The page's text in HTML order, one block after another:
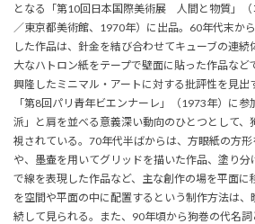
となる「第10回日本国際美術展 人間と物質」（
／東京都美術館、1970年）に出品。60年代末か
した作品は、針金を結び合わせてキューブの連
大なハトロン紙をテープで壁面に貼った作品など
興隆したミニマル・アートに対する批評性を見出
「第8回パリ青年ビエンナーレ」（1973年）に
派」と肩を並べる意義深い動向のひとつとして、
視されている。70年代半ばからは、方眼紙の方
や、墨壷を用いてグリッドを描いた作品、塗り
で線を表現した作品など、主な創作の場を平面に
を空間や平面の中に配置するという制作方法は
続して見られる。また、90年頃から狗巻の代名